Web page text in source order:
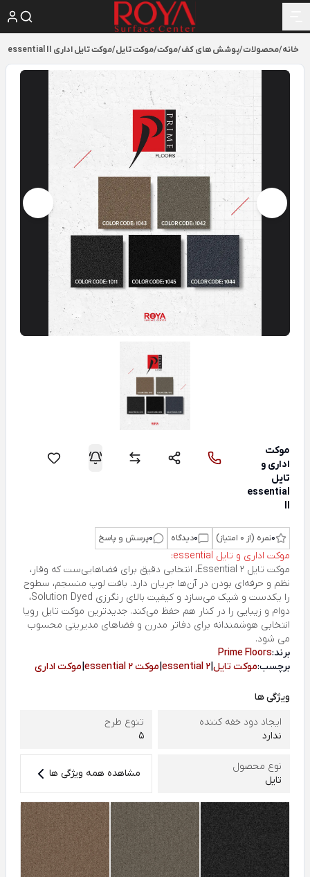
خانه/محصولات/پوشش های کف/موکت/موکت تایل/موکت تایل اداری essential II
موکت
اداری و
تایل
essential
ll
0نمره (از 0 امتیاز) 0دیدگاه 0پرسش و پاسخ
موکت اداری و تایل essential:
موکت تایل Essential 2، انتخابی دقیق برای فضاهایی‌ست که وقار،
نظم و حرفه‌ای بودن در آن‌ها جریان دارد. بافت لوپ منسجم، سطوح
را یکدست و شیک می‌سازد و کیفیت بالای رنگرزی Solution Dyed،
دوام و زیبایی را در کنار هم حفظ می‌کند. جدیدترین موکت تایل رویا
انتخابی هوشمندانه برای دفاتر مدرن و فضاهای مدیریتی محسوب
می شود.
برند:Prime Floors
برچسب:موکت تایل essential 2 موکت essential 2 موکت اداری
ویژگی ها
ایجاد دود خفه کننده
ندارد
تنوع طرح
5
نوع محصول
تایل
مشاهده همه ویژگی ها